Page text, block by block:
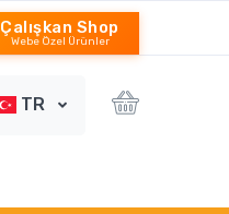
Çalışkan Shop
Webe Özel Ürünler
TR